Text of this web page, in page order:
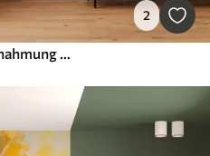
2
Fototapeten Eichenhain Nachahmung eines verschwommenen Aquarells